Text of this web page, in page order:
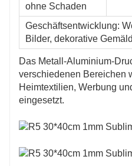
ohne Schaden
Geschäftsentwicklung:
Bilder, dekorative
Das Metall-Aluminium-
verschiedenen Bereichen
Heimtextilien, Werbung
eingesetzt.